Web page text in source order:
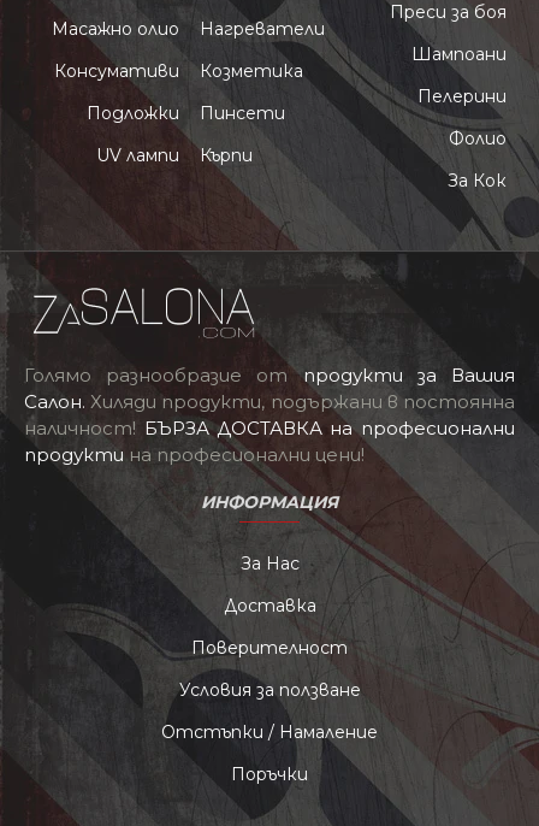
Масажно олио
Консумативи
Подложки
UV лампи
Нагреватели
Козметика
Пинсети
Кърпи
Преси за боя
Шампоани
Пелерини
Фолио
За Кок
Голямо разнообразие отпродукти за Вашия
Салон.Хиляди продукти, подържани в постоянна
наличност! БЪРЗА ДОСТАВКА на професионални
продукти на професионални цени!
ИНФОРМАЦИЯ
За Нас
Доставка
Поверителност
Условия за ползване
Отстъпки / Намаление
Поръчки